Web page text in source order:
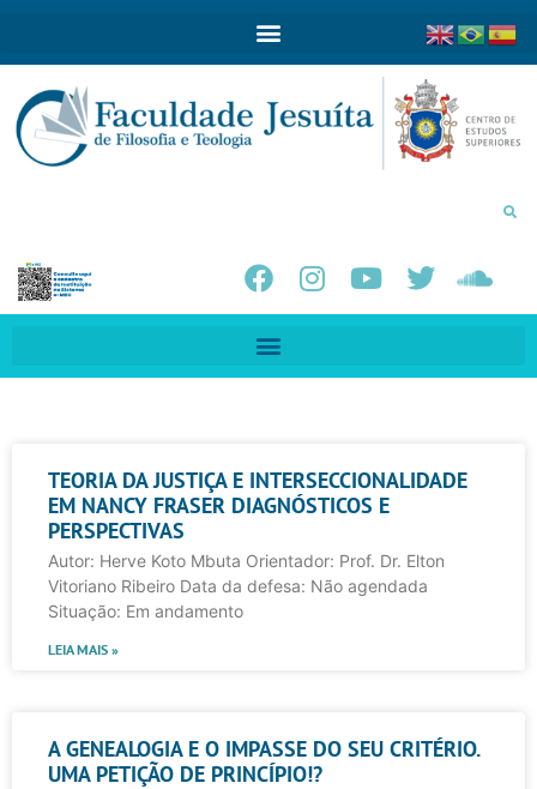
TEORIA DA JUSTIÇA E INTERSECCIONALIDADE
EM NANCY FRASER DIAGNÓSTICOS E
PERSPECTIVAS
Autor: Herve Koto Mbuta Orientador: Prof. Dr. Elton
Vitoriano Ribeiro Data da defesa: Não agendada
Situação: Em andamento
LEIA MAIS »
A GENEALOGIA E O IMPASSE DO SEU CRITÉRIO.
UMA PETIÇÃO DE PRINCÍPIO!?